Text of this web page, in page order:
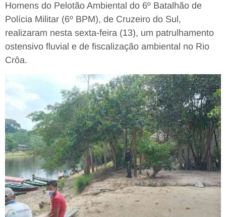
Homens do Pelotão Ambiental do 6º Batalhão de
Polícia Militar (6º BPM), de Cruzeiro do Sul,
realizaram nesta sexta-feira (13), um patrulhamento
ostensivo fluvial e de fiscalização ambiental no Rio
Crôa.